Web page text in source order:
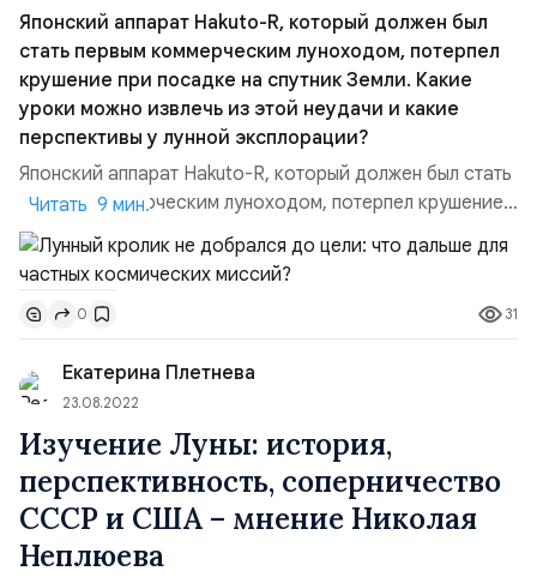
Японский аппарат Hakuto-R, который должен был
стать первым коммерческим луноходом, потерпел
крушение при посадке на спутник Земли. Какие
уроки можно извлечь из этой неудачи и какие
перспективы у лунной эксплорации?
Японский аппарат Hakuto-R, который должен был стать
первым коммерческим луноходом, потерпел крушение
при посадке на спутник Земли. Какие уроки можно
извлечь из этой неудачи и какие перспективы у лунной
эксплорации?Введение. Луна привлекает внимание не
только государственных космических агентств, но и
частных компаний, которые видят в ней потенциал для
н...
Читать 9 мин.
0 31
Екатерина Плетнева
23.08.2022
Изучение Луны: история,
перспективность, соперничество
СССР и США – мнение Николая
Неплюева